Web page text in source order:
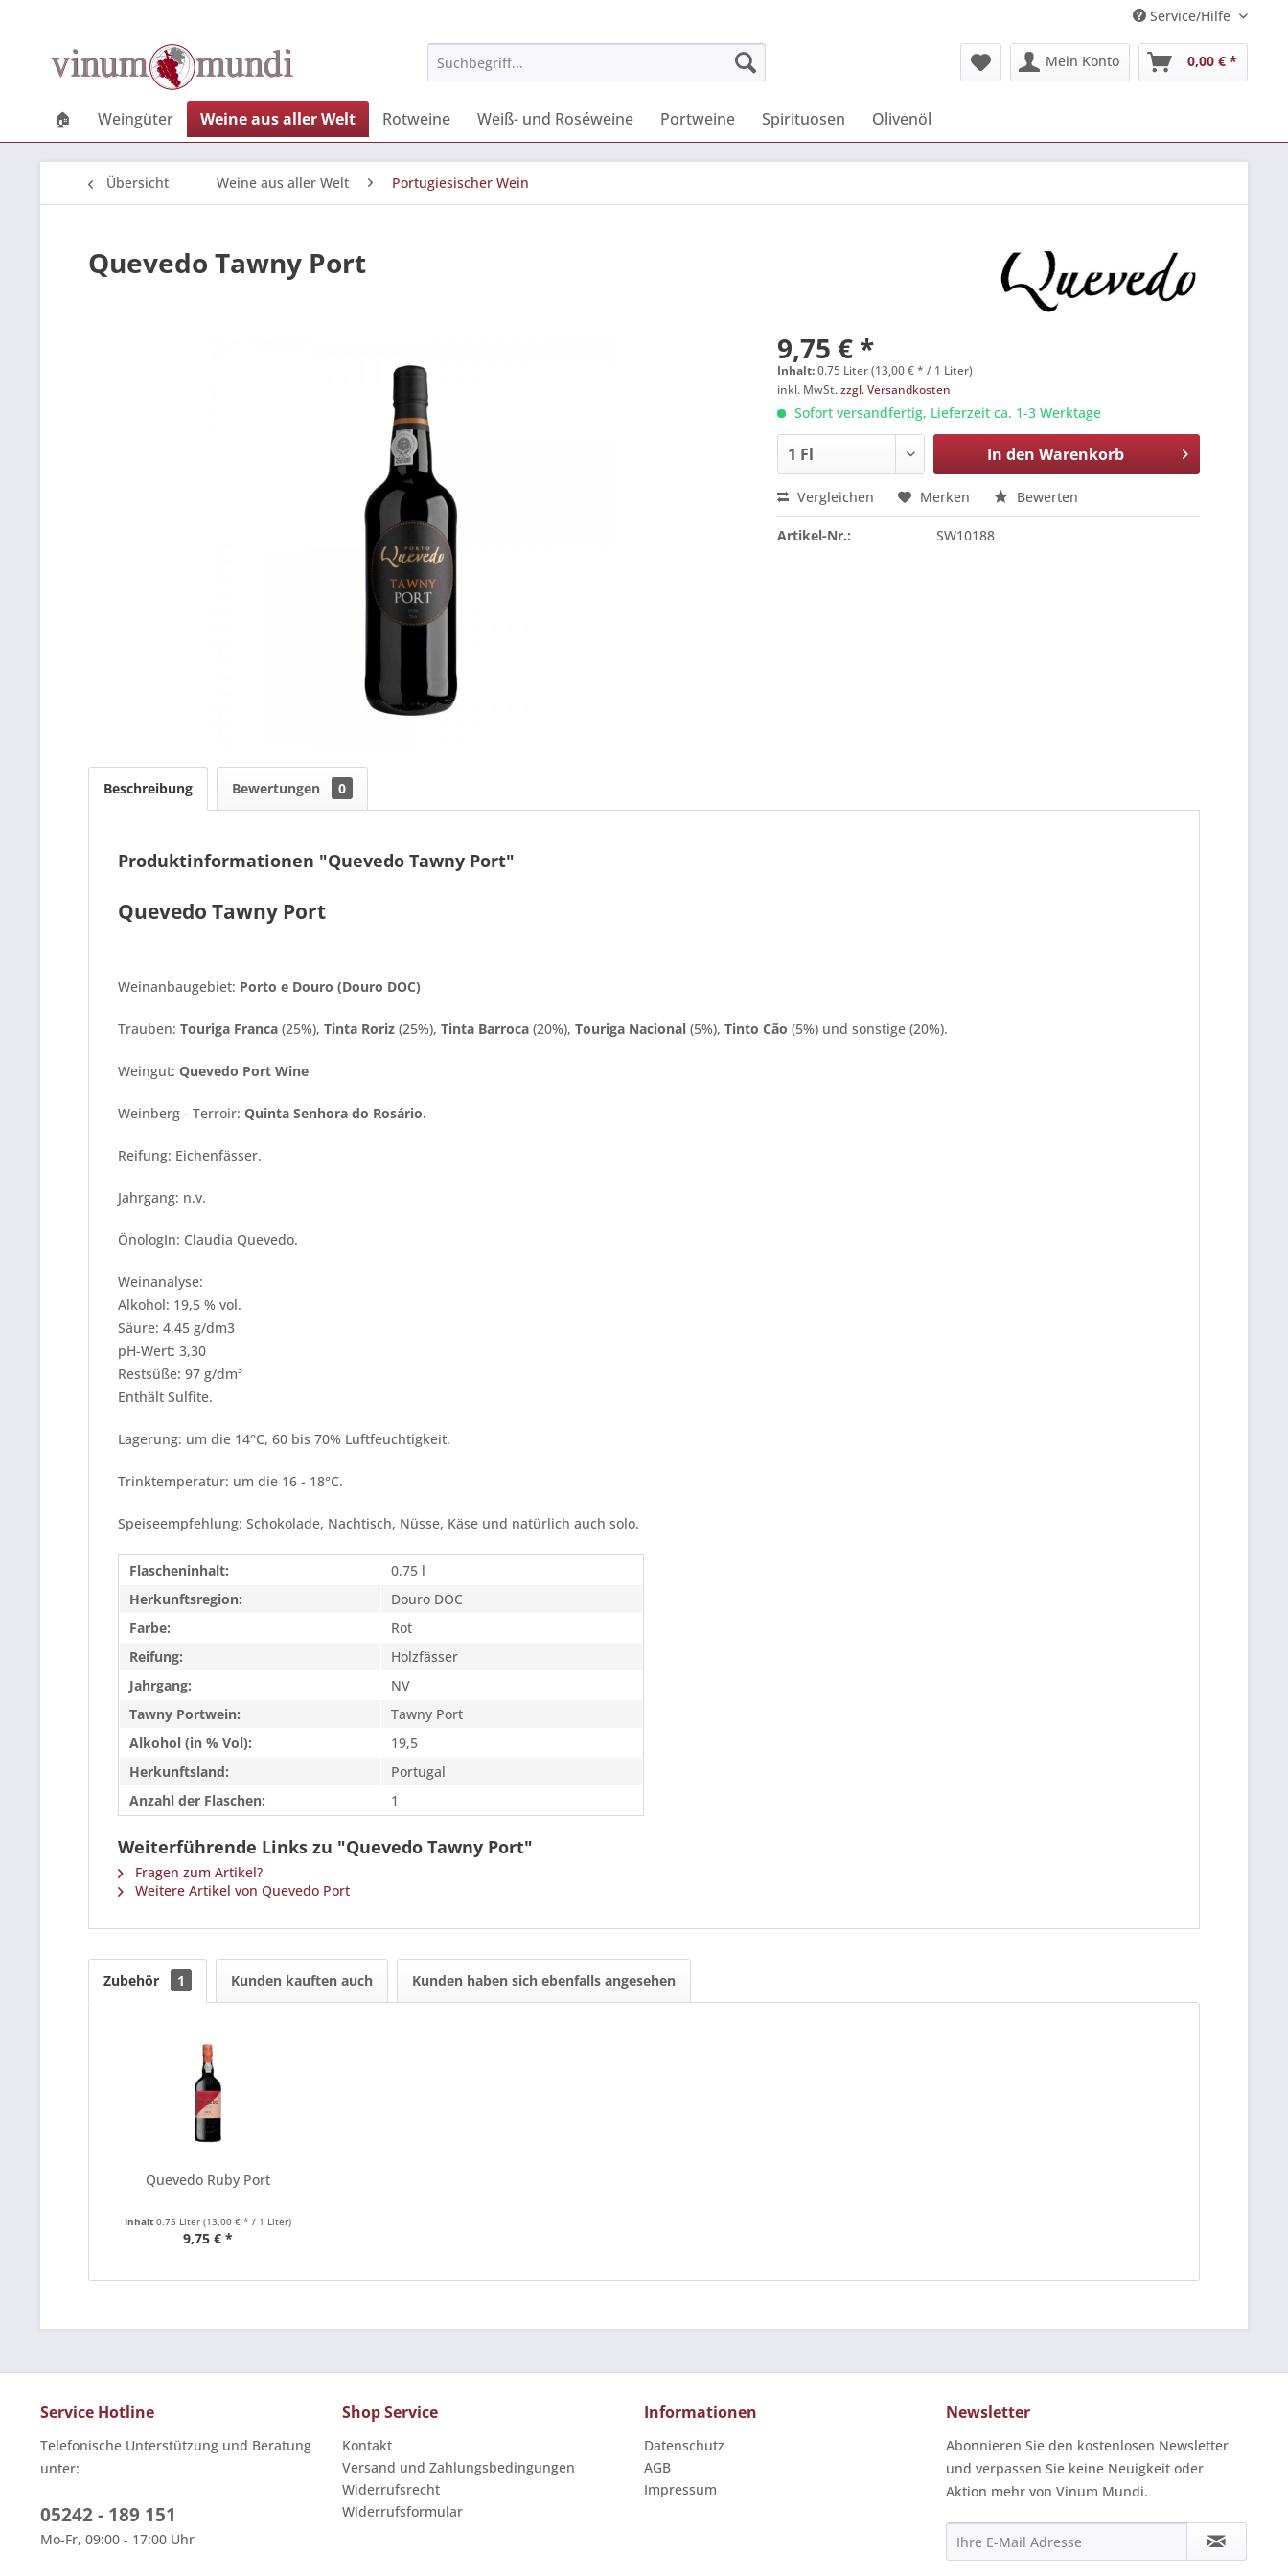
Service/Hilfe
Mein Konto 0,00 € *
🏠 Weingüter Weine aus aller Welt Rotweine Weiß- und Roséweine Portweine Spirituosen Olivenöl
Übersicht Weine aus aller Welt Portugiesischer Wein
Quevedo Tawny Port
9,75 € *
Inhalt:0.75 Liter (13,00 € * / 1 Liter)
inkl. MwSt.zzgl. Versandkosten
Sofort versandfertig, Lieferzeit ca. 1-3 Werktage
In den Warenkorb
Vergleichen Merken Bewerten
Artikel-Nr.: SW10188
Beschreibung Bewertungen 0
Produktinformationen "Quevedo Tawny Port"
Quevedo Tawny Port
Weinanbaugebiet: Porto e Douro (Douro DOC)
Trauben: Touriga Franca (25%), Tinta Roriz (25%), Tinta Barroca (20%), Touriga Nacional (5%), Tinto Cão (5%) und sonstige (20%).
Weingut: Quevedo Port Wine
Weinberg - Terroir: Quinta Senhora do Rosário.
Reifung: Eichenfässer.
Jahrgang: n.v.
ÖnologIn: Claudia Quevedo.
Weinanalyse:
Alkohol: 19,5 % vol.
Säure: 4,45 g/dm3
pH-Wert: 3,30
Restsüße: 97 g/dm³
Enthält Sulfite.
Lagerung: um die 14°C, 60 bis 70% Luftfeuchtigkeit.
Trinktemperatur: um die 16 - 18°C.
Speiseempfehlung: Schokolade, Nachtisch, Nüsse, Käse und natürlich auch solo.
Flascheninhalt:
0,75 l
Herkunftsregion:
Douro DOC
Farbe:
Rot
Reifung:
Holzfässer
Jahrgang:
NV
Tawny Portwein:
Tawny Port
Alkohol (in % Vol):
19,5
Herkunftsland:
Portugal
Anzahl der Flaschen:
1
Weiterführende Links zu "Quevedo Tawny Port"
Fragen zum Artikel?
Weitere Artikel von Quevedo Port
Zubehör 1 Kunden kauften auch Kunden haben sich ebenfalls angesehen
Quevedo Ruby Port
Inhalt 0.75 Liter (13,00 € * / 1 Liter)
9,75 € *
Service Hotline
Telefonische Unterstützung und Beratung
unter:
05242 - 189 151
Mo-Fr, 09:00 - 17:00 Uhr
Shop Service
Kontakt
Versand und Zahlungsbedingungen
Widerrufsrecht
Widerrufsformular
Informationen
Datenschutz
AGB
Impressum
Newsletter
Abonnieren Sie den kostenlosen Newsletter
und verpassen Sie keine Neuigkeit oder
Aktion mehr von Vinum Mundi.